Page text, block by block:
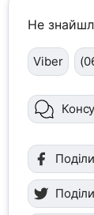
Не
Viber